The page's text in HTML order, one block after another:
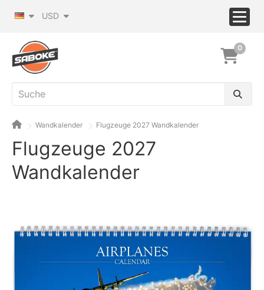
USD
0
Wandkalender Flugzeuge 2027 Wandkalender
Flugzeuge 2027
Wandkalender